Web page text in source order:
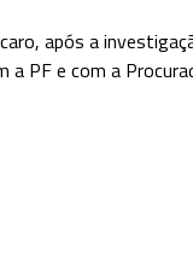
após a
PF e com a